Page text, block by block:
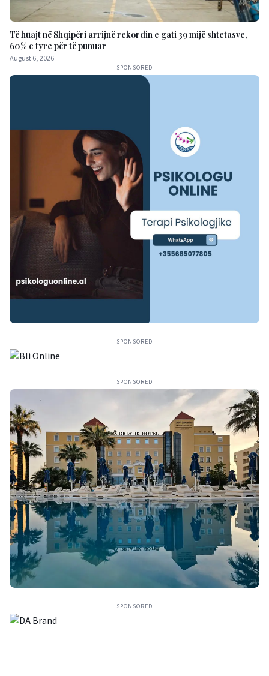
Të huajt në Shqipëri arrijnë rekordin e gati 39 mijë shtetasve,
60% e tyre për të punuar
August 6, 2026
SPONSORED
SPONSORED
SPONSORED
SPONSORED